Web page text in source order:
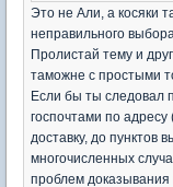
Это не Али, а косяки
неправильного выбора
Пролистай тему и
таможне с простыми
Если бы ты следовал
госпочтами по
доставку, до пунктов
многочисленных
проблем